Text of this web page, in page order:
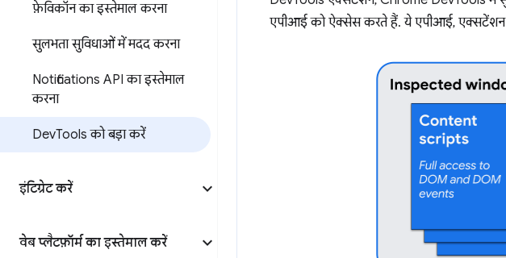
फ़ेविकॉन का इस्तेमाल करना
सुलभता सुविधाओं में मदद करना
Notifications API का इस्तेमाल
करना
DevTools को बड़ा करें
इंटिग्रेट करें
वेब प्लैटफ़ॉर्म का इस्तेमाल करें
एपीआई को ऐक्सेस करते हैं. ये एपीआई,